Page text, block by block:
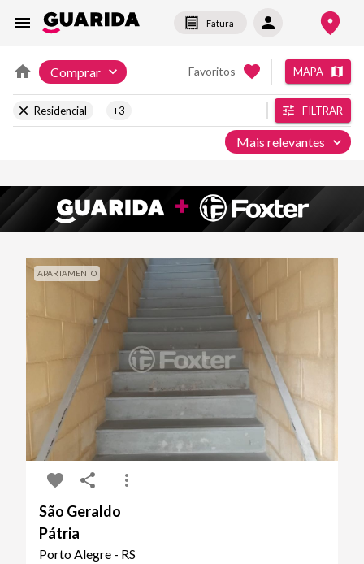
Fatura
Comprar Favoritos MAPA
Residencial +3 FILTRAR
Mais relevantes
APARTAMENTO
São Geraldo
Pátria
Porto Alegre - RS